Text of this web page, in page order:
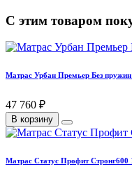
С этим товаром
Матрас Урбан Премьер Без пружин
47 760 ₽
В корзину
Матрас Статус Профит Стронг600